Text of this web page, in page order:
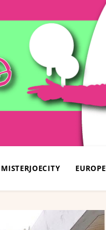
MISTERJOECITY EUROPE